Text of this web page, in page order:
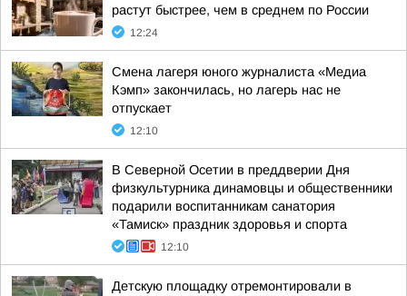
растут быстрее, чем в среднем по России
12:24
Смена лагеря юного журналиста «Медиа
Кэмп» закончилась, но лагерь нас не
отпускает
12:10
В Северной Осетии в преддверии Дня
физкультурника динамовцы и общественники
подарили воспитанникам санатория
«Тамиск» праздник здоровья и спорта
12:10
Детскую площадку отремонтировали в